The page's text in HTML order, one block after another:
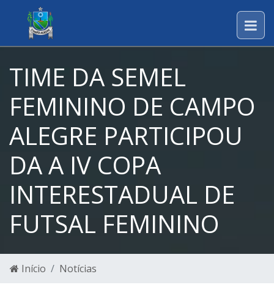
TIME DA SEMEL
FEMININO DE CAMPO
ALEGRE PARTICIPOU
DA A IV COPA
INTERESTADUAL DE
FUTSAL FEMININO
Início Notícias